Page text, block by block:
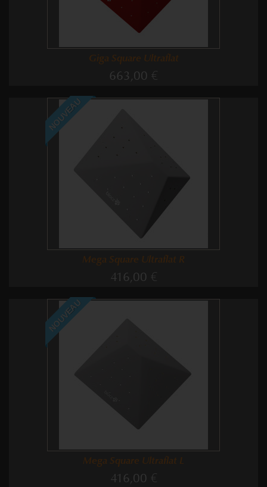
Giga Square Ultraflat
663,00 €
NOUVEAU
Mega Square Ultraflat R
416,00 €
NOUVEAU
Mega Square Ultraflat L
416,00 €